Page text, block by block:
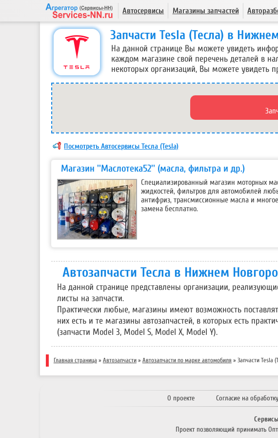
Автосервисы Магазины запчастей
Запчасти Tesla (Тесла) в
На данной странице Вы можете увидеть
каждом магазине свой перечень деталей в
некоторых организаций, Вы можете увидеть
Магазин ''Маслотека52'' (масла, фильтра и др.)
Специализированный магазин моторных
жидкостей, фильтров для автомобилей
антифриз, трансмиссионные масла и
замена бесплатно.
Посмотреть Автосервисы Тесла (Tesla)
Автозапчасти Тесла в Нижнем
На данной странице представлены организации,
листы на запчасти.
Практически любые, магазины имеют возможность
них есть и те магазины автозапчастей, в которых есть
(запчасти Model 3, Model S, Model X, Model Y).
Главная страница » Автозапчасти» Автозапчасти по марке автомобиля » Запчасти Tesla
О проекте Согласие на
Проект позволяющий принимать